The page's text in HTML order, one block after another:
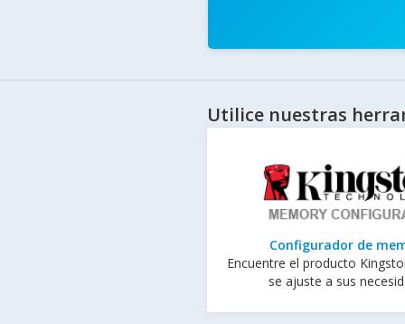
Utilice nuestras
Configurador de
Encuentre el producto
se ajuste a sus